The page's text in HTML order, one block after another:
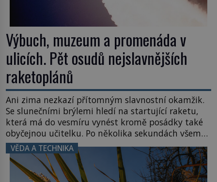
Výbuch, muzeum a promenáda v
ulicích. Pět osudů nejslavnějších
raketoplánů
Ani zima nezkazí přítomným slavnostní okamžik.
Se slunečními brýlemi hledí na startující raketu,
která má do vesmíru vynést kromě posádky také
obyčejnou učitelku. Po několika sekundách všem
ztuhnou úsměvy, stroj totiž exploduje. Jejich
konstrukce není z levného kraje, daňové
poplatníky stojí miliardy dolarů. Na druhou stranu
zvládnou jen představitelné věci. Na malé kousky
VĚDA A TECHNIKA